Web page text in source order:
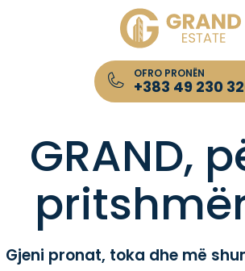
OFRO PRONËN
+383 49 230
Kompania për Patundshmëri
GRAND,
Gjeni pronat, toka dhe më